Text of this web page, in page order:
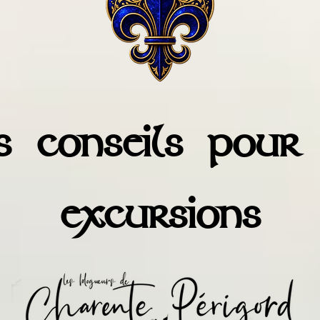
conseils pour
excursions